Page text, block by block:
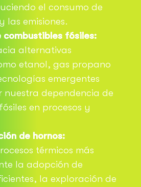
el consumo de
las emisiones.
combustibles fósiles:
alternativas
etanol, gas propano
emergentes
nuestra dependencia de
en procesos y
de hornos:
térmicos más
la adopción de
la exploración de